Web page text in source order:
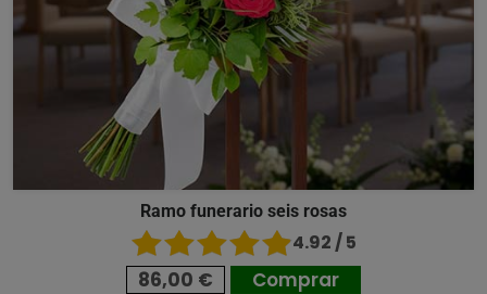
Ramo funerario seis rosas
4.92 / 5
86,00 € Comprar